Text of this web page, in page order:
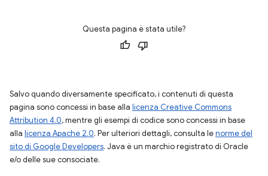
Questa pagina è stata utile?
Salvo quando diversamente specificato, i contenuti di questa
pagina sono concessi in base alla licenza Creative Commons
Attribution 4.0, mentre gli esempi di codice sono concessi in base
alla licenza Apache 2.0. Per ulteriori dettagli, consulta lenorme del
sito di Google Developers. Java è un marchio registrato di Oracle
e/o delle sue consociate.